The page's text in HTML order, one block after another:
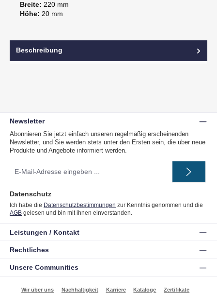
Breite: 220 mm
Höhe: 20 mm
Beschreibung
Newsletter
Abonnieren Sie jetzt einfach unseren regelmäßig erscheinenden
Newsletter, und Sie werden stets unter den Ersten sein, die über neue
Produkte und Angebote informiert werden.
Mail-
Datenschutz
Ich habe die Datenschutzbestimmungen zur Kenntnis genommen und die
AGB gelesen und bin mit ihnen einverstanden.
Unsere Communities
Leistungen / Kontakt
Rechtliches
Wir über uns Nachhaltigkeit Karriere Kataloge Zertifikate